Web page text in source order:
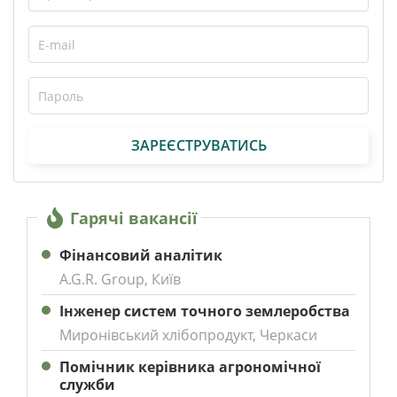
ЗАРЕЄСТРУВАТИСЬ
Гарячі вакансії
Фінансовий аналітик
A.G.R. Group, Київ
Інженер систем точного землеробства
Миронівський хлібопродукт, Черкаси
Помічник керівника агрономічної
служби